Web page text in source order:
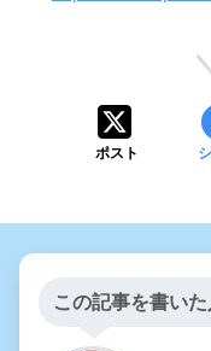
ポスト
この記事を書いた